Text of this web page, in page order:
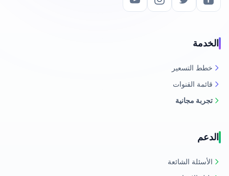
الخدمة
خطط التسعير
قائمة القنوات
تجربة مجانية
الدعم
الأسئلة الشائعة